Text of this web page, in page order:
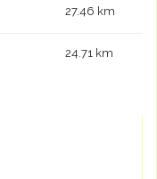
27.46 km
24.71 km